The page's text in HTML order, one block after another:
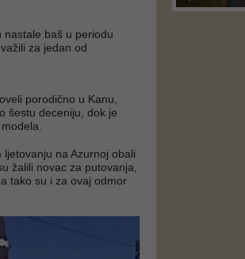
baš u periodu
za jedan od
porodično u Kanu,
šestu deceniju, dok je
na Azurnoj obali
žalili novac za putovanja,
tako su i za ovaj odmor